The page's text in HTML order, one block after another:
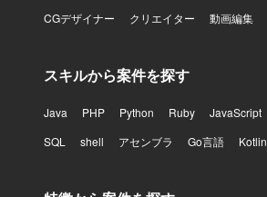
CGデザイナー
クリエイター 動画編集
スキルから案件を探す
Java PHP Python Ruby JavaScript
SQL
shell アセンブラ Go言語 Kotlin